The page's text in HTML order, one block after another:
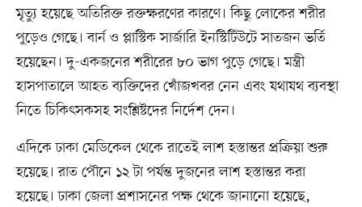
মৃত্যু হয়েছে অতিরিক্ত রক্তক্ষরণের কারণে। কিছু লোকের শরীর
পুড়েও গেছে। বার্ন ও প্লাস্টিক সার্জারি ইনস্টিটিউটে সাতজন ভর্তি
হয়েছেন। দু-একজনের শরীরের ৮০ ভাগ পুড়ে গেছে। মন্ত্রী
হাসপাতালে আহত ব্যক্তিদের খোঁজখবর নেন এবং যথাযথ ব্যবস্থা
নিতে চিকিৎসকসহ সংশ্লিষ্টদের নির্দেশ দেন।
এদিকে ঢাকা মেডিকেল থেকে রাতেই লাশ হস্তান্তর প্রক্রিয়া শুরু
হয়েছে। রাত পৌনে ১২ টা পর্যন্ত দুজনের লাশ হস্তান্তর করা
হয়েছে। ঢাকা জেলা প্রশাসনের পক্ষ থেকে জানানো হয়েছে,